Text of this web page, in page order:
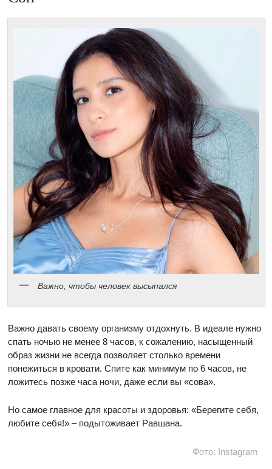
Важно, чтобы человек высыпался
Важно давать своему организму отдохнуть. В идеале нужно
спать ночью не менее 8 часов, к сожалению, насыщенный
образ жизни не всегда позволяет столько времени
понежиться в кровати. Спите как минимум по 6 часов, не
ложитесь позже часа ночи, даже если вы «сова».
Но самое главное для красоты и здоровья: «Берегите себя,
любите себя!» – подытоживает Равшана.
Фото: Instagram